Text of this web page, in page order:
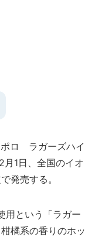
ロ ラガーズハイ
1日、全国のイオ
発売する。
用という「ラガー
橘系の香りのホッ